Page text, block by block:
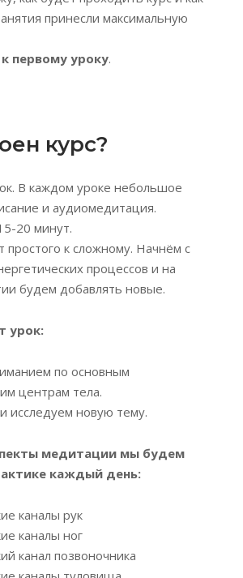
принесли максимальную
к первому уроку.
курс?
В каждом уроке небольшое
и аудиомедитация.
20 минут.
к сложному. Начнём с
процессов и на
будем добавлять новые.
урок:
по основным
центрам тела.
исследуем новую тему.
медитации мы будем
каждый день:
каналы рук
каналы ног
канал позвоночника